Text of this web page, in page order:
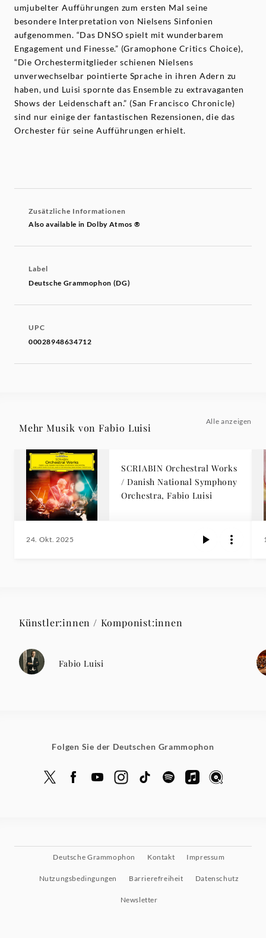
umjubelter Aufführungen zum ersten Mal seine
besondere Interpretation von Nielsens Sinfonien
aufgenommen. “Das DNSO spielt mit wunderbarem
Engagement und Finesse.” (Gramophone Critics Choice),
“Die Orchestermitglieder schienen Nielsens
unverwechselbar pointierte Sprache in ihren Adern zu
haben, und Luisi spornte das Ensemble zu extravaganten
Shows der Leidenschaft an.” (San Francisco Chronicle)
sind nur einige der fantastischen Rezensionen, die das
Orchester für seine Aufführungen erhielt.
Zusätzliche Informationen
Also available in Dolby Atmos ®
Label
Deutsche Grammophon (DG)
UPC
00028948634712
Mehr Musik von Fabio Luisi
Alle anzeigen
SCRIABIN Orchestral Works
/ Danish National Symphony
Orchestra, Fabio Luisi
24. Okt. 2025
Künstler:innen / Komponist:innen
Fabio Luisi
Folgen Sie der Deutschen Grammophon
Deutsche Grammophon Kontakt Impressum
Nutzungsbedingungen Barrierefreiheit Datenschutz
Newsletter